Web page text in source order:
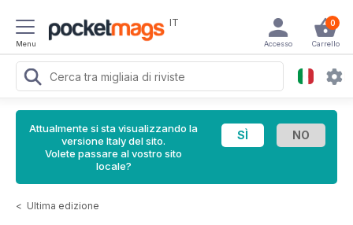
Menu
IT 0
Carrello
Accesso
Attualmente si sta visualizzando la
versione Italy del sito.
Volete passare al vostro sito
locale?
< Ultima edizione